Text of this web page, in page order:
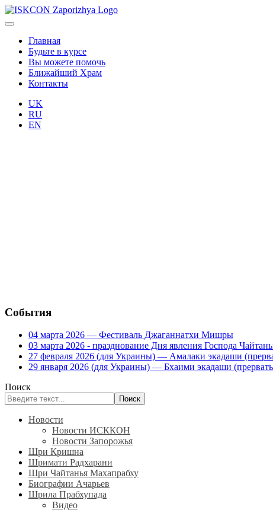
Главная
Будьте в курсе
Вы можете помочь
Ближайший Храм
Контакты
UK
RU
EN
События
04 марта 2026 — Фестиваль Джаганнатхи Мишры
03 марта 2026 - празднование Дня явления Господа
27 февраля 2026 (для Украины) — Амалаки экадаши
29 января 2026 (для Украины) — Бхаими экадаши
Поиск
Поиск
Новости
Новости ИСККОН
Новости Запорожья
Шри Кришна
Шримати Радхарани
Шри Чайтанья Махапрабху
Биографии Ачарьев
Шрила Прабхупада
Видео